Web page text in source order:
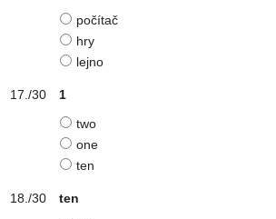
počítač
hry
lejno
1
two
one
ten
ten